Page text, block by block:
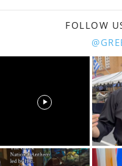
FOLLOW